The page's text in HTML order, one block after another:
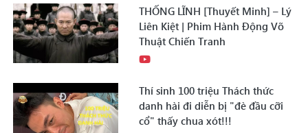
THỐNG LĨNH [Thuyết Minh] – Lý
Liên Kiệt | Phim Hành Động Võ
Thuật Chiến Tranh
Thí sinh 100 triệu Thách thức
danh hài đi diễn bị "đè đầu cỡi
cổ" thấy chua xót!!!